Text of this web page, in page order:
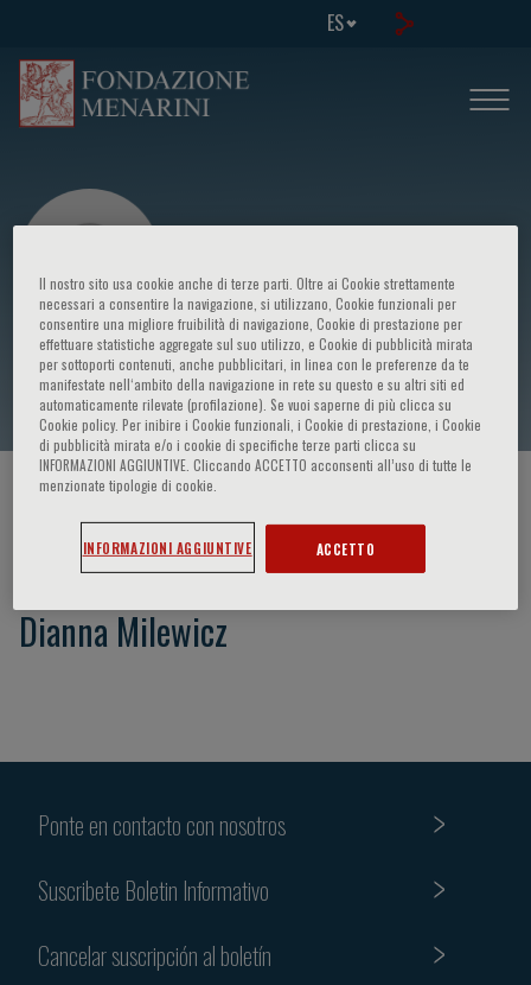
ES
Dianna Milewicz
HOME PAGE / CURSOS Y EVENTOS
Dianna Milewicz
Ponte en contacto con nosotros
Suscribete Boletin Informativo
Cancelar suscripción al boletín
Il nostro sito usa cookie anche di terze parti. Oltre ai Cookie strettamente
necessari a consentire la navigazione, si utilizzano, Cookie funzionali per
consentire una migliore fruibilità di navigazione, Cookie di prestazione per
effettuare statistiche aggregate sul suo utilizzo, e Cookie di pubblicità mirata
per sottoporti contenuti, anche pubblicitari, in linea con le preferenze da te
manifestate nell‘ambito della navigazione in rete su questo e su altri siti ed
automaticamente rilevate (profilazione). Se vuoi saperne di più clicca su
Cookie policy. Per inibire i Cookie funzionali, i Cookie di prestazione, i Cookie
di pubblicità mirata e/o i cookie di specifiche terze parti clicca su
INFORMAZIONI AGGIUNTIVE. Cliccando ACCETTO acconsenti all’uso di tutte le
menzionate tipologie di cookie.
INFORMAZIONI AGGIUNTIVE ACCETTO